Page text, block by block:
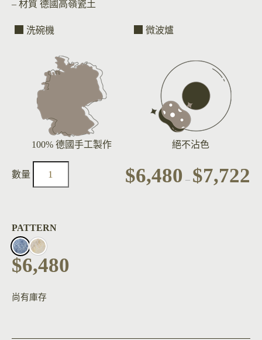
– 材質 德國高嶺瓷土
洗碗機 微波爐
100% 德國手工製作 絕不沾色
$6,480 – $7,722
PATTERN
$6,480
尚有庫存